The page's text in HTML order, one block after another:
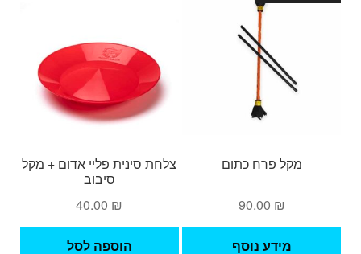
מקל פרח כתום
90.00 ₪
מידע נוסף
צלחת סינית פליי אדום + מקל
סיבוב
40.00 ₪
הוספה לסל